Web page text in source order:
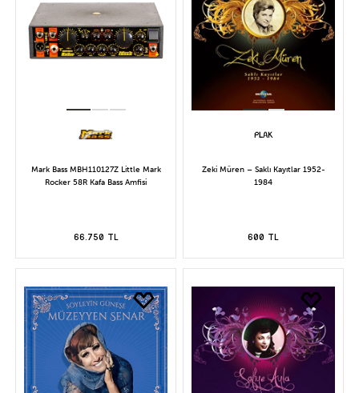
Mark Bass MBH110127Z Little Mark
Rocker 58R Kafa Bass Amfisi
66.750 TL
Zeki Müren – Saklı Kayıtlar 1952-
1984
600 TL